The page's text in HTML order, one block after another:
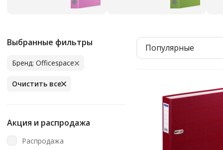
Выбранные фильтры
Бренд: Officespace
Очистить все
Акция и распродажа
Распродажа
Популярные